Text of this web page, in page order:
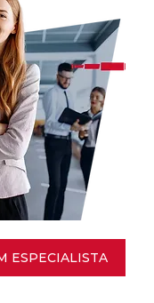
ESPECIALISTA